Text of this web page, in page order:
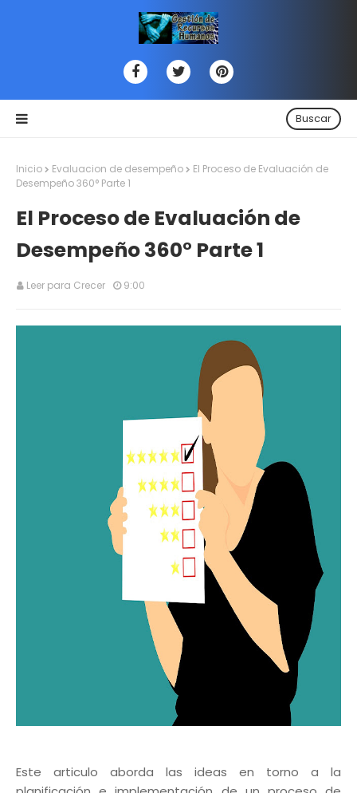
Buscar
Inicio Evaluacion de desempeño
El Proceso de Evaluación de
Desempeño 360° Parte 1
El Proceso de Evaluación de
Desempeño 360° Parte 1
Leer para Crecer 9:00
Este articulo aborda las ideas en torno a la